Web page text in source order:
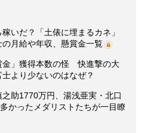
いだ？「土俵に埋まるカネ」
月給や年収、懸賞金一覧
金」獲得本数の怪 快進撃の大
より少ないのはなぜ？
之助1770万円、湯浅亜実・北口
かったメダリストたちが一目瞭